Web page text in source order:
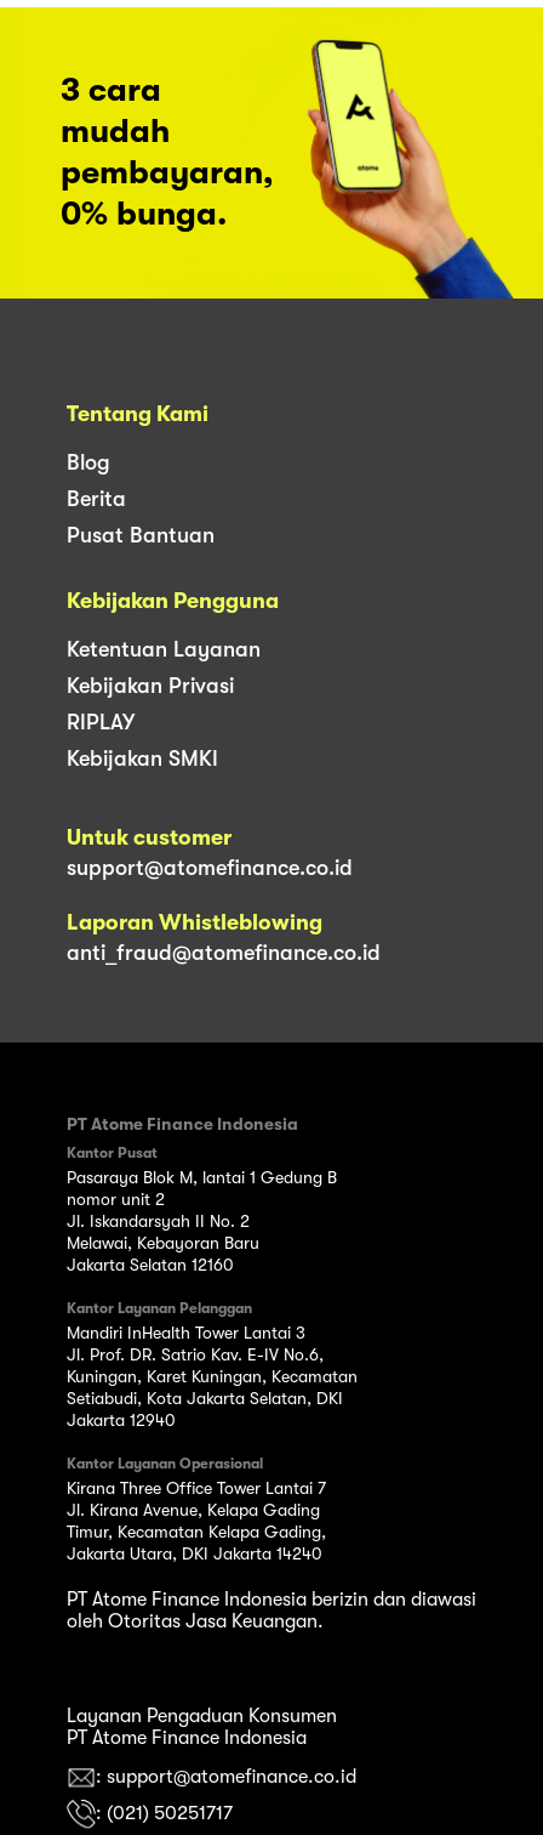
3 cara
mudah
pembayaran,
0% bunga.
Tentang Kami
Blog
Berita
Pusat Bantuan
Kebijakan Pengguna
Ketentuan Layanan
Kebijakan Privasi
RIPLAY
Kebijakan SMKI
Untuk customer
support@atomefinance.co.id
Laporan Whistleblowing
anti_fraud@atomefinance.co.id
PT Atome Finance Indonesia
Kantor Pusat
Pasaraya Blok M, lantai 1 Gedung B
nomor unit 2
Jl. Iskandarsyah II No. 2
Melawai, Kebayoran Baru
Jakarta Selatan 12160
Kantor Layanan Pelanggan
Mandiri InHealth Tower Lantai 3
Jl. Prof. DR. Satrio Kav. E-IV No.6,
Kuningan, Karet Kuningan, Kecamatan
Setiabudi, Kota Jakarta Selatan, DKI
Jakarta 12940
Kantor Layanan Operasional
Kirana Three Office Tower Lantai 7
Jl. Kirana Avenue, Kelapa Gading
Timur, Kecamatan Kelapa Gading,
Jakarta Utara, DKI Jakarta 14240
PT Atome Finance Indonesia berizin dan diawasi
oleh Otoritas Jasa Keuangan.
Layanan Pengaduan Konsumen
PT Atome Finance Indonesia
: support@atomefinance.co.id
: (021) 50251717